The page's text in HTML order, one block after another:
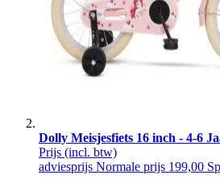
Dolly Meisjesfiets 16 inch - 4-6
Prijs (incl. btw)
adviesprijs Normale prijs 199,00